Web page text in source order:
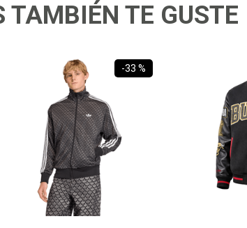
TAMBIÉN TE GUSTE
-33 %